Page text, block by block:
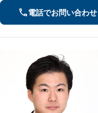
電話でお問い合わせ